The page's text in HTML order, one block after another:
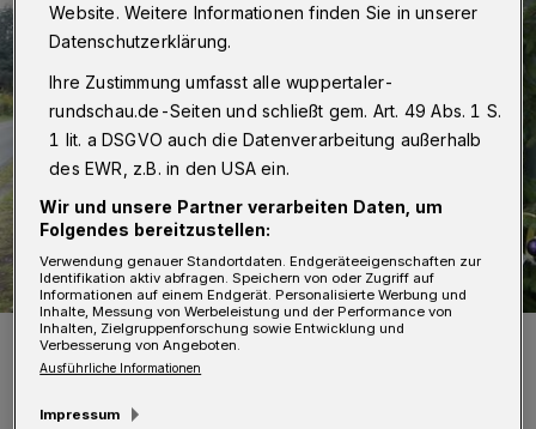
Foto: Rolf Dellenbusch
Website. Weitere Informationen finden Sie in unserer
Datenschutzerklärung.
Ihre Zustimmung umfasst alle wuppertaler-
rundschau.de-Seiten und schließt gem. Art. 49 Abs. 1 S.
1 lit. a DSGVO auch die Datenverarbeitung außerhalb
des EWR, z.B. in den USA ein.
Wir und unsere Partner verarbeiten Daten, um
Folgendes bereitzustellen:
Verwendung genauer Standortdaten. Endgeräteeigenschaften zur
Identifikation aktiv abfragen. Speichern von oder Zugriff auf
Informationen auf einem Endgerät. Personalisierte Werbung und
Inhalte, Messung von Werbeleistung und der Performance von
Inhalten, Zielgruppenforschung sowie Entwicklung und
Verbesserung von Angeboten.
Ausführliche Informationen
Impressum